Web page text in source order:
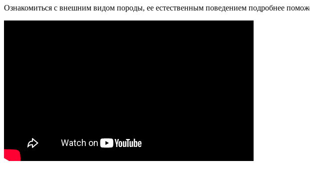
Ознакомиться с внешним видом породы, ее естественным поведением подробнее